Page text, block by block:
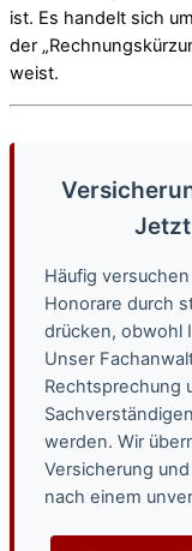
ist. Es handelt sich
der
weist.
Häufig
Honorare durch
drücken, obwohl
Unser
Rechtsprechung
werden. Wir
Versicherung
nach einem